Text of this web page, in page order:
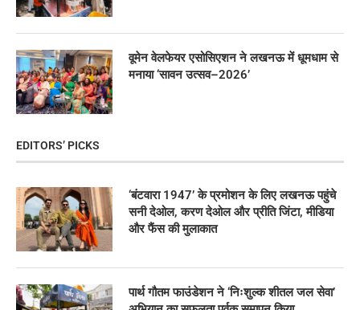
वूमेन वेलफेयर एसोसिएशन ने लखनऊ में धूमधाम से
मनाया ‘सावन उत्सव–2026’
EDITORS’ PICKS
‘बंटवारा 1947’ के प्रमोशन के लिए लखनऊ पहुंचे
सनी देओल, करण देओल और प्रीति जिंटा, मीडिया
और फैंस की मुलाकात
पार्थ गौतम फाउंडेशन ने ‘निःशुल्क शीतल जल सेवा’